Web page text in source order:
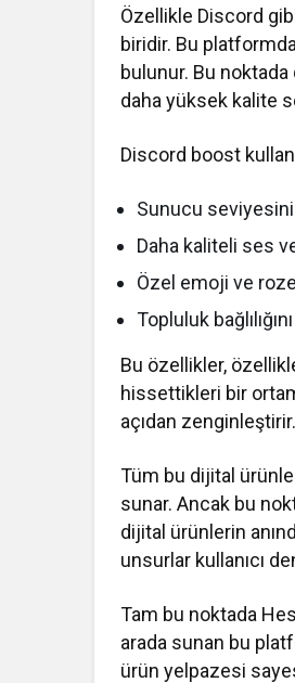
Özellikle Discord
biridir. Bu
bulunur. Bu noktada
daha yüksek kalite
Discord boost
Sunucu
Daha kaliteli ses
Özel emoji ve
Topluluk bağlılığını
Bu özellikler,
hissettikleri bir
açıdan zenginleştirir.
Tüm bu dijital
sunar. Ancak bu
dijital ürünlerin
unsurlar kullanıcı
Tam bu noktada
arada sunan bu
ürün yelpazesi